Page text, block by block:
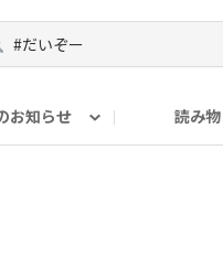
お知らせ 読み物